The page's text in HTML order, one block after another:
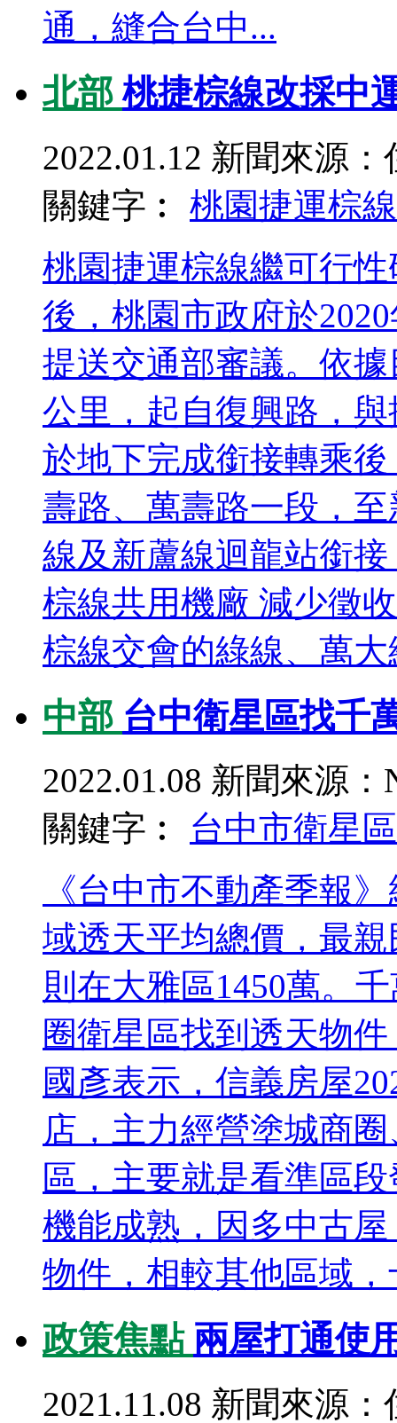
通，縫合台中...
北部桃捷棕線改採中
2022.01.12 新聞來源：
關鍵字︰ 桃園捷運棕線
桃園捷運棕線繼可行
後，桃園市政府於
提送交通部審議。依
公里，起自復興路，
於地下完成銜接轉乘
壽路、萬壽路一段，
線及新蘆線迴龍站銜
棕線共用機廠 減少徵
棕線交會的綠線、萬
中部 台中衛星區找千
2022.01.08 新聞來源：
關鍵字︰ 台中市衛星
《台中市不動產季報
域透天平均總價，最
則在大雅區1450萬。
圈衛星區找到透天物
國彥表示，信義房屋
店，主力經營塗城商
區，主要就是看準區
機能成熟，因多中古
物件，相較其他區域
政策焦點 兩屋打通使
2021.11.08 新聞來源：